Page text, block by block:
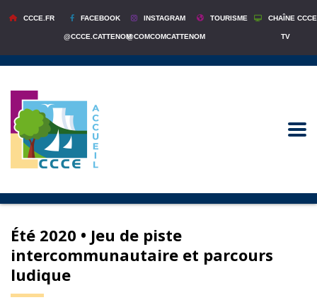
CCCE.FR FACEBOOK
@CCCE.CATTENOM
INSTAGRAM
@COMCOMCATTENOM
TOURISME CHAÎNE CCCE
TV
Été 2020 • Jeu de piste
intercommunautaire et parcours
ludique